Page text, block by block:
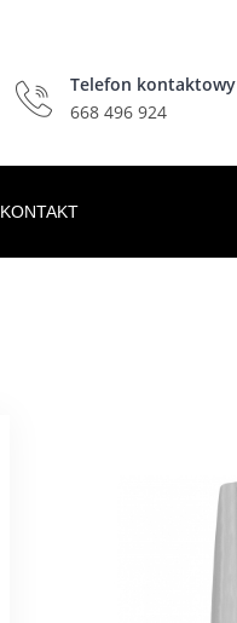
Telefon kontaktowy
668 496 924
KONTAKT